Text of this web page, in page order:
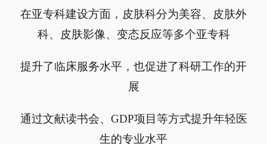
在亚专科建设方面，皮肤科分为美容、皮肤外
科、皮肤影像、变态反应等多个亚专科
提升了临床服务水平，也促进了科研工作的开
展
通过文献读书会、GDP项目等方式提升年轻医
生的专业水平